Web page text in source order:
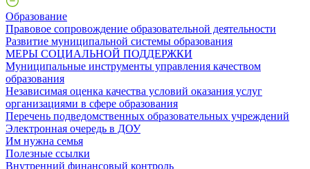
Образование
Правовое сопровождение образовательной деятельности
Развитие муниципальной системы образования
МЕРЫ СОЦИАЛЬНОЙ ПОДДЕРЖКИ
Муниципальные инструменты управления качеством
образования
Независимая оценка качества условий оказания услуг
организациями в сфере образования
Перечень подведомственных образовательных учреждений
Электронная очередь в ДОУ
Им нужна семья
Полезные ссылки
Внутренний финансовый контроль